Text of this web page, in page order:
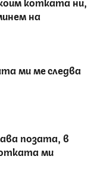
на
ми ме следва
позата, в
ми